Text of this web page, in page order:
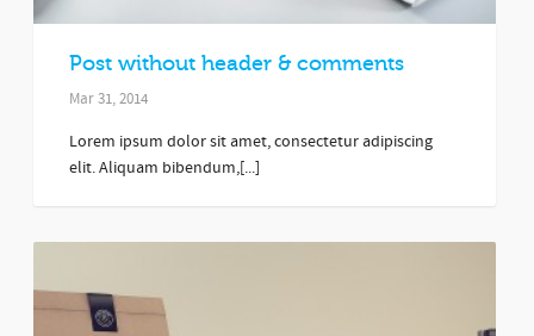
Post without header & comments
Mar 31, 2014
Lorem ipsum dolor sit amet, consectetur adipiscing
elit. Aliquam bibendum,[...]